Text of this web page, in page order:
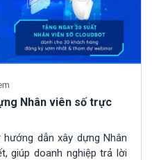
Nhân viên số trực
dẫn xây dựng Nhân
giúp doanh nghiệp trả lời